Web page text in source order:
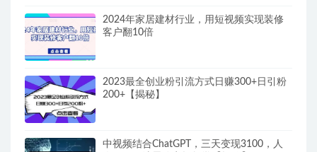
2024年家居建材行业，用短视频实现装修
客户翻10倍
2023最全创业粉引流方式日赚300+日引粉
200+【揭秘】
中视频结合ChatGPT，三天变现3100，人